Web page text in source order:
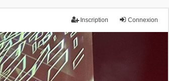
Connexion
Inscription